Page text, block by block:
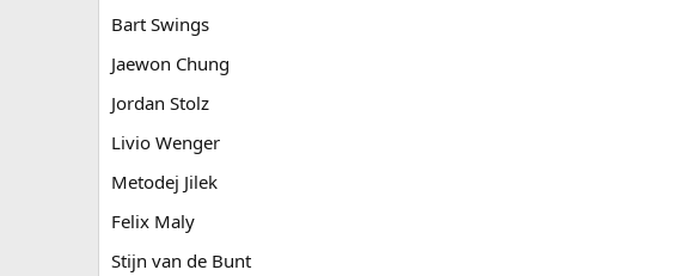
r
e
u
Bart Swings
Jaewon Chung
Jordan Stolz
Livio Wenger
Metodej Jilek
Felix Maly
Stijn van de Bunt